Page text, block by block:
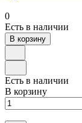
0
Есть в наличии
В корзину
Есть в наличии
В корзину